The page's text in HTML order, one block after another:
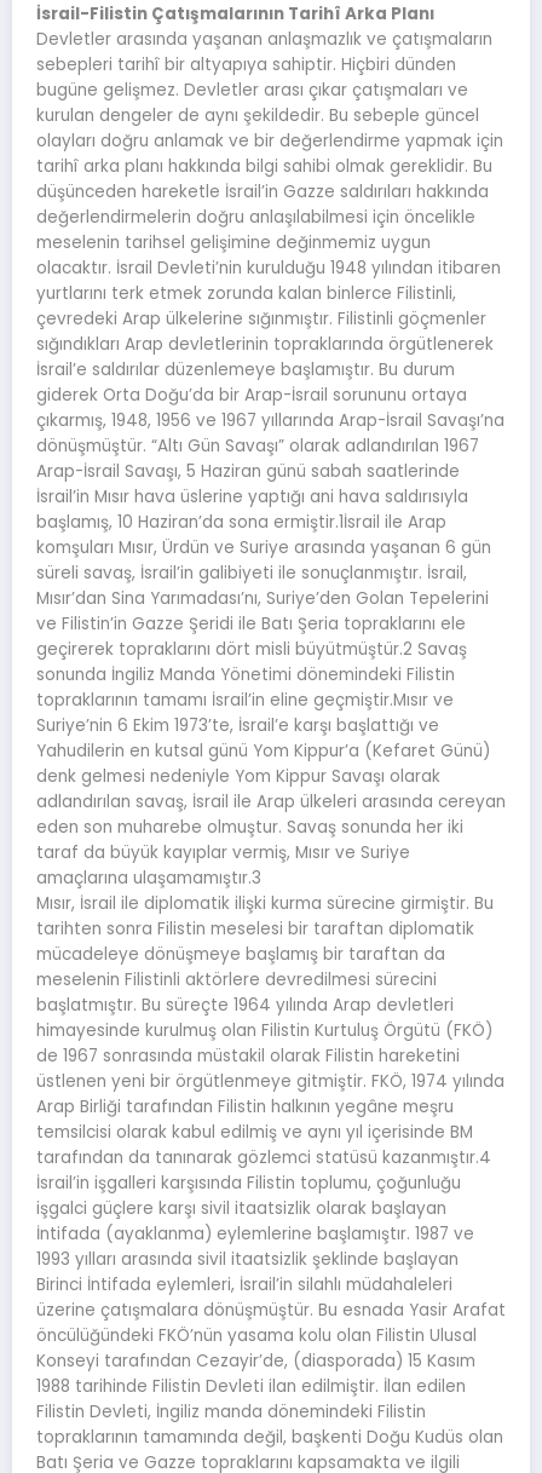
İsrail-Filistin Çatışmalarının Tarihî Arka Planı
Devletler arasında yaşanan anlaşmazlık ve çatışmaların
sebepleri tarihî bir altyapıya sahiptir. Hiçbiri dünden
bugüne gelişmez. Devletler arası çıkar çatışmaları ve
kurulan dengeler de aynı şekildedir. Bu sebeple güncel
olayları doğru anlamak ve bir değerlendirme yapmak için
tarihî arka planı hakkında bilgi sahibi olmak gereklidir. Bu
düşünceden hareketle İsrail’in Gazze saldırıları hakkında
değerlendirmelerin doğru anlaşılabilmesi için öncelikle
meselenin tarihsel gelişimine değinmemiz uygun
olacaktır. İsrail Devleti’nin kurulduğu 1948 yılından itibaren
yurtlarını terk etmek zorunda kalan binlerce Filistinli,
çevredeki Arap ülkelerine sığınmıştır. Filistinli göçmenler
sığındıkları Arap devletlerinin topraklarında örgütlenerek
İsrail’e saldırılar düzenlemeye başlamıştır. Bu durum
giderek Orta Doğu’da bir Arap-İsrail sorununu ortaya
çıkarmış, 1948, 1956 ve 1967 yıllarında Arap-İsrail Savaşı’na
dönüşmüştür. “Altı Gün Savaşı” olarak adlandırılan 1967
Arap-İsrail Savaşı, 5 Haziran günü sabah saatlerinde
İsrail’in Mısır hava üslerine yaptığı ani hava saldırısıyla
başlamış, 10 Haziran’da sona ermiştir.1İsrail ile Arap
komşuları Mısır, Ürdün ve Suriye arasında yaşanan 6 gün
süreli savaş, İsrail’in galibiyeti ile sonuçlanmıştır. İsrail,
Mısır’dan Sina Yarımadası’nı, Suriye’den Golan Tepelerini
ve Filistin’in Gazze Şeridi ile Batı Şeria topraklarını ele
geçirerek topraklarını dört misli büyütmüştür.2 Savaş
sonunda İngiliz Manda Yönetimi dönemindeki Filistin
topraklarının tamamı İsrail’in eline geçmiştir.Mısır ve
Suriye’nin 6 Ekim 1973’te, İsrail’e karşı başlattığı ve
Yahudilerin en kutsal günü Yom Kippur’a (Kefaret Günü)
denk gelmesi nedeniyle Yom Kippur Savaşı olarak
adlandırılan savaş, İsrail ile Arap ülkeleri arasında cereyan
eden son muharebe olmuştur. Savaş sonunda her iki
taraf da büyük kayıplar vermiş, Mısır ve Suriye
amaçlarına ulaşamamıştır.3
Mısır, İsrail ile diplomatik ilişki kurma sürecine girmiştir. Bu
tarihten sonra Filistin meselesi bir taraftan diplomatik
mücadeleye dönüşmeye başlamış bir taraftan da
meselenin Filistinli aktörlere devredilmesi sürecini
başlatmıştır. Bu süreçte 1964 yılında Arap devletleri
himayesinde kurulmuş olan Filistin Kurtuluş Örgütü (FKÖ)
de 1967 sonrasında müstakil olarak Filistin hareketini
üstlenen yeni bir örgütlenmeye gitmiştir. FKÖ, 1974 yılında
Arap Birliği tarafından Filistin halkının yegâne meşru
temsilcisi olarak kabul edilmiş ve aynı yıl içerisinde BM
tarafından da tanınarak gözlemci statüsü kazanmıştır.4
İsrail’in işgalleri karşısında Filistin toplumu, çoğunluğu
işgalci güçlere karşı sivil itaatsizlik olarak başlayan
İntifada (ayaklanma) eylemlerine başlamıştır. 1987 ve
1993 yılları arasında sivil itaatsizlik şeklinde başlayan
Birinci İntifada eylemleri, İsrail’in silahlı müdahaleleri
üzerine çatışmalara dönüşmüştür. Bu esnada Yasir Arafat
öncülüğündeki FKÖ’nün yasama kolu olan Filistin Ulusal
Konseyi tarafından Cezayir’de, (diasporada) 15 Kasım
1988 tarihinde Filistin Devleti ilan edilmiştir. İlan edilen
Filistin Devleti, İngiliz manda dönemindeki Filistin
topraklarının tamamında değil, başkenti Doğu Kudüs olan
Batı Şeria ve Gazze topraklarını kapsamakta ve ilgili